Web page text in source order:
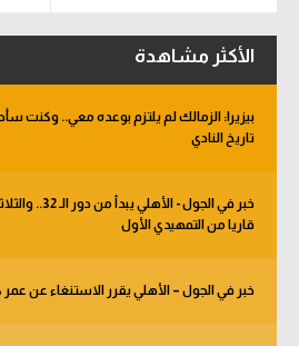
الأكثر مشاهدة
بيزيرا: الزمالك لم يلتزم بوعده معي.. وكنت
تاريخ النادي
خبر في الجول -
قاريا من التمهيدي الأول
خبر في الجول – الأهلي يقرر الاستنغاء عن